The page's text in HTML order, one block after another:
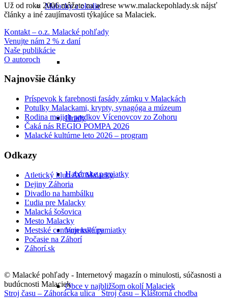
Malacky a okolie
Hrady
Habánske pamiatky
Vojenské pamiatky
Obce v najbližšom okolí Malaciek
Už od roku 2006 môžete na adrese www.malackepohlady.sk nájsť
články a iné zaujímavosti týkajúce sa Malaciek.
Kontakt – o.z. Malacké pohľady
Venujte nám 2 % z daní
Naše publikácie
O autoroch
Najnovšie články
Príspevok k farebnosti fasády zámku v Malackách
Potulky Malackami, krypty, synagóga a múzeum
Rodina mojich predkov Vícenovcov zo Zohoru
Čaká nás REGIO POMPA 2026
Malacké kultúrne leto 2026 – program
Odkazy
Atletický klub AC Malacky
Dejiny Záhoria
Divadlo na hambálku
Ľudia pre Malacky
Malacká šošovica
Mesto Malacky
Mestské centrum kultúry
Počasie na Záhorí
Záhorí.sk
© Malacké pohľady - Internetový magazín o minulosti, súčasnosti a
budúcnosti Malaciek
Stroj času – Záhorácka ulica
Stroj času – Kláštorná chodba